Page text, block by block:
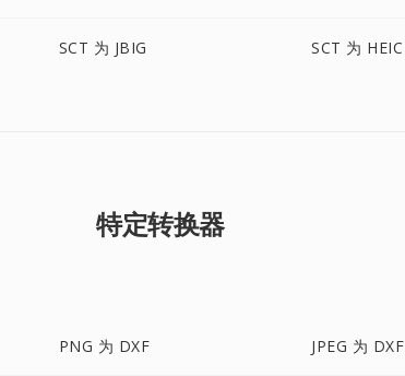
SCT 为 JBIG SCT 为 HEIC
特定转换器
PNG 为 DXF JPEG 为 DXF